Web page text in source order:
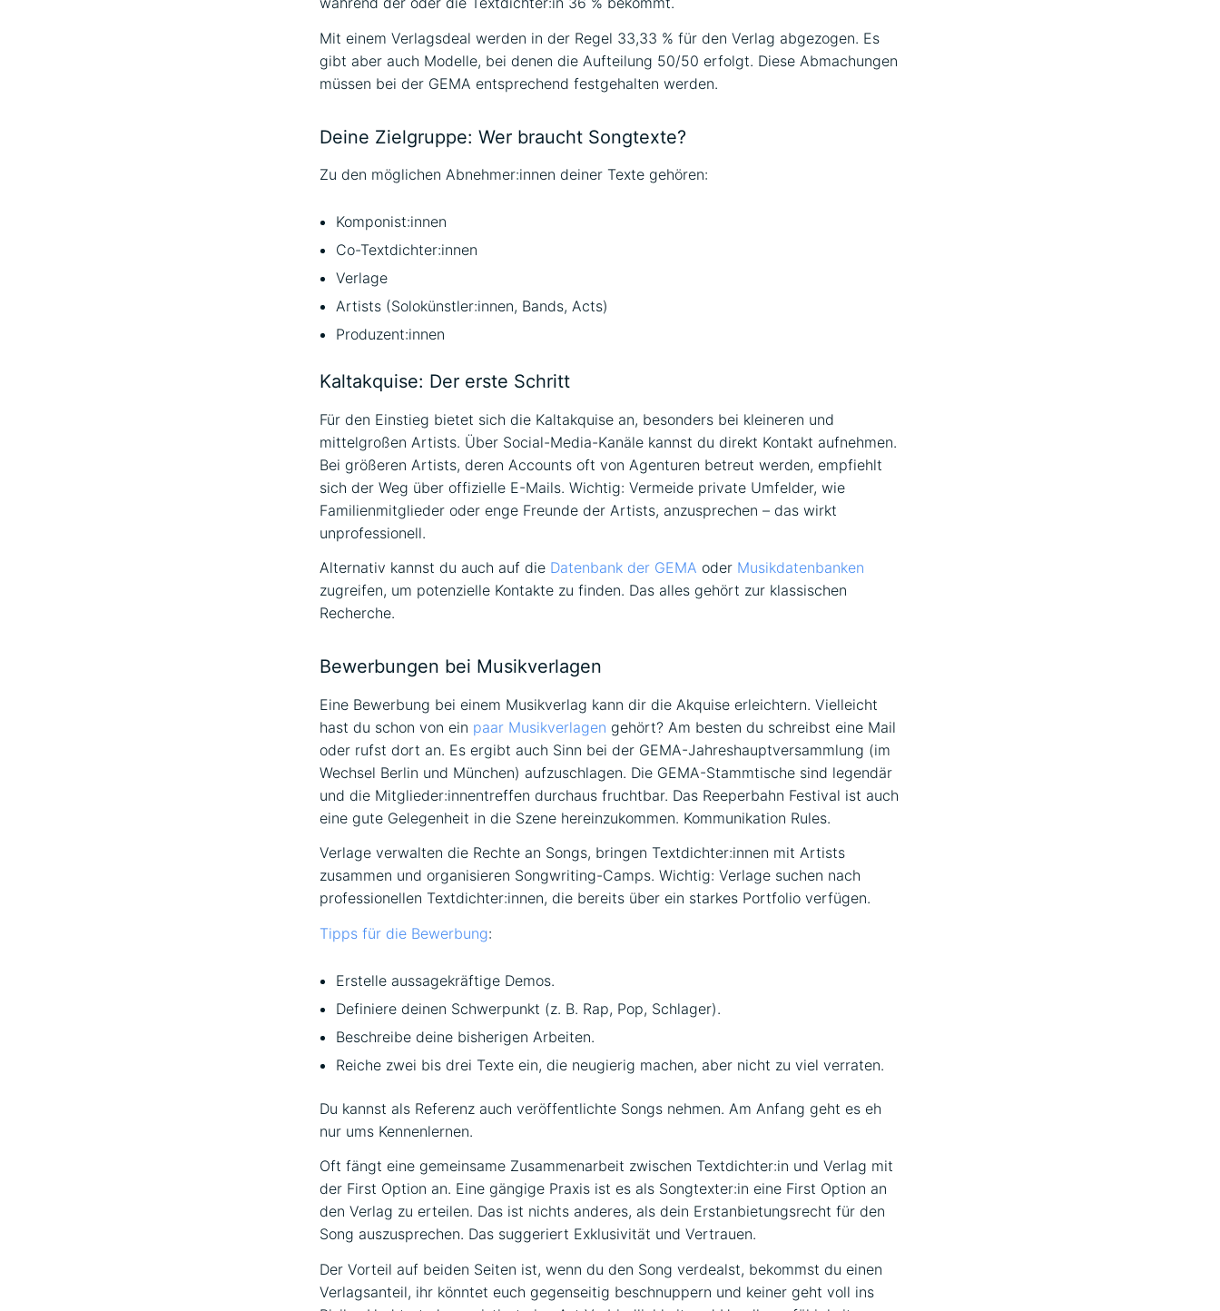
Mit einem Verlagsdeal werden in der Regel 33,33 % für den Verlag abgezogen. Es
gibt aber auch Modelle, bei denen die Aufteilung 50/50 erfolgt. Diese Abmachungen
müssen bei der GEMA entsprechend festgehalten werden.
Deine Zielgruppe: Wer braucht Songtexte?
Zu den möglichen Abnehmer:innen deiner Texte gehören:
Komponist:innen
Co-Textdichter:innen
Verlage
Artists (Solokünstler:innen, Bands, Acts)
Produzent:innen
Kaltakquise: Der erste Schritt
Für den Einstieg bietet sich die Kaltakquise an, besonders bei kleineren und
mittelgroßen Artists. Über Social-Media-Kanäle kannst du direkt Kontakt aufnehmen.
Bei größeren Artists, deren Accounts oft von Agenturen betreut werden, empfiehlt
sich der Weg über offizielle E-Mails. Wichtig: Vermeide private Umfelder, wie
Familienmitglieder oder enge Freunde der Artists, anzusprechen – das wirkt
unprofessionell.
Alternativ kannst du auch auf die Datenbank der GEMA oder Musikdatenbanken
zugreifen, um potenzielle Kontakte zu finden. Das alles gehört zur klassischen
Recherche.
Bewerbungen bei Musikverlagen
Eine Bewerbung bei einem Musikverlag kann dir die Akquise erleichtern. Vielleicht
hast du schon von ein paar Musikverlagen gehört? Am besten du schreibst eine Mail
oder rufst dort an. Es ergibt auch Sinn bei der GEMA-Jahreshauptversammlung (im
Wechsel Berlin und München) aufzuschlagen. Die GEMA-Stammtische sind legendär
und die Mitglieder:innentreffen durchaus fruchtbar. Das Reeperbahn Festival ist auch
eine gute Gelegenheit in die Szene hereinzukommen. Kommunikation Rules.
Verlage verwalten die Rechte an Songs, bringen Textdichter:innen mit Artists
zusammen und organisieren Songwriting-Camps. Wichtig: Verlage suchen nach
professionellen Textdichter:innen, die bereits über ein starkes Portfolio verfügen.
Tipps für die Bewerbung:
Erstelle aussagekräftige Demos.
Definiere deinen Schwerpunkt (z. B. Rap, Pop, Schlager).
Beschreibe deine bisherigen Arbeiten.
Reiche zwei bis drei Texte ein, die neugierig machen, aber nicht zu viel verraten.
Du kannst als Referenz auch veröffentlichte Songs nehmen. Am Anfang geht es eh
nur ums Kennenlernen.
Oft fängt eine gemeinsame Zusammenarbeit zwischen Textdichter:in und Verlag mit
der First Option an. Eine gängige Praxis ist es als Songtexter:in eine First Option an
den Verlag zu erteilen. Das ist nichts anderes, als dein Erstanbietungsrecht für den
Song auszusprechen. Das suggeriert Exklusivität und Vertrauen.
Der Vorteil auf beiden Seiten ist, wenn du den Song verdealst, bekommst du einen
Verlagsanteil, ihr könntet euch gegenseitig beschnuppern und keiner geht voll ins